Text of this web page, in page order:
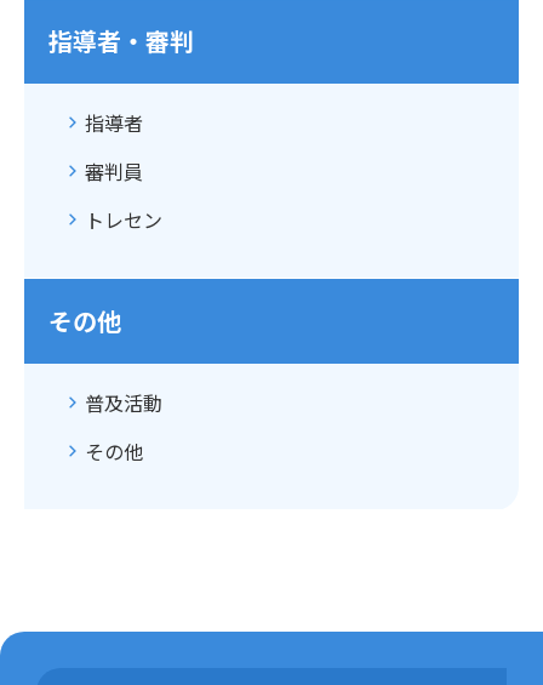
指導者・審判
指導者
審判員
トレセン
その他
普及活動
その他